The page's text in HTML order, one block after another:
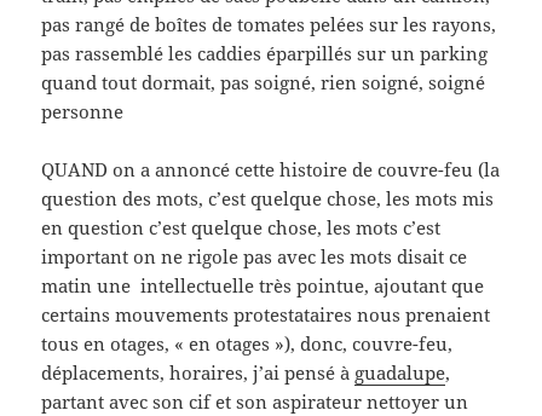
pas rangé de boîtes de tomates pelées sur les rayons,
pas rassemblé les caddies éparpillés sur un parking
quand tout dormait, pas soigné, rien soigné, soigné
personne
QUAND on a annoncé cette histoire de couvre-feu (la
question des mots, c’est quelque chose, les mots mis
en question c’est quelque chose, les mots c’est
important on ne rigole pas avec les mots disait ce
matin une intellectuelle très pointue, ajoutant que
certains mouvements protestataires nous prenaient
tous en otages, « en otages »), donc, couvre-feu,
déplacements, horaires, j’ai pensé à guadalupe,
partant avec son cif et son aspirateur nettoyer un